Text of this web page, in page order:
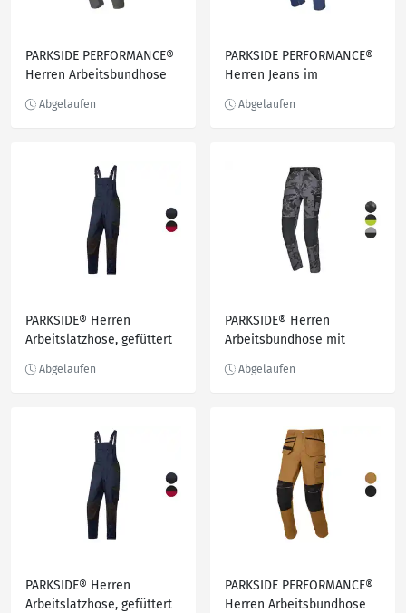
PARKSIDE PERFORMANCE®
Herren Arbeitsbundhose
Knieverstärkung
PARKSIDE PERFORMANCE®
Herren Jeans im
Knieverstärkung
PARKSIDE® Herren
Arbeitslatzhose, gefüttert
PARKSIDE® Herren
Arbeitsbundhose mit
PARKSIDE® Herren
Arbeitslatzhose, gefüttert
PARKSIDE PERFORMANCE®
Herren Arbeitsbundhose